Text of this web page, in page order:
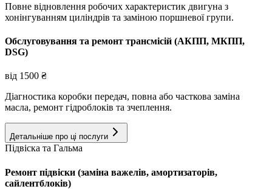
Повне відновлення робочих характеристик двигуна з
хонінгуванням циліндрів та заміною поршневої групи.
Обслуговування та ремонт трансмісій (АКПП, МКПП,
DSG)
від 1500 ₴
Діагностика коробки передач, повна або часткова заміна
масла, ремонт гідроблоків та зчеплення.
Детальніше про ці послуги
Підвіска та Гальма
Ремонт підвіски (заміна важелів, амортизаторів,
сайлентблоків)